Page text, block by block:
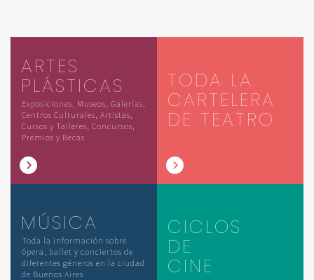
ARTES
PLÁSTICAS
Exposiciones, Museos, Galerías,
Centros Culturales, Artistas,
Cursos y Talleres, Concursos,
Premios y Becas
TODA LA
CARTELERA
DE TEATRO
MÚSICA
Toda la información sobre
ópera, ballet y conciertos de
diferentes géneros en la ciudad
de Buenos Aires
CICLOS
DE
CINE